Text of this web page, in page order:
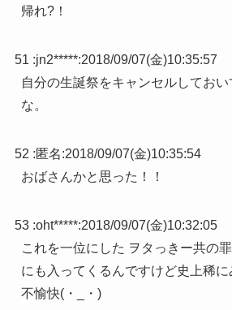
帰れ?！
51 :jn2*****:2018/09/07(金)10:35:57
自分の生誕祭をキャンセルしてお
な。
52 :匿名:2018/09/07(金)10:35:54
おばさんかと思った！！
53 :oht*****:2018/09/07(金)10:32:05
これを一位にした ヲタっきー共の
にも入ってくるんですけど史上稀
不愉快(・_・)